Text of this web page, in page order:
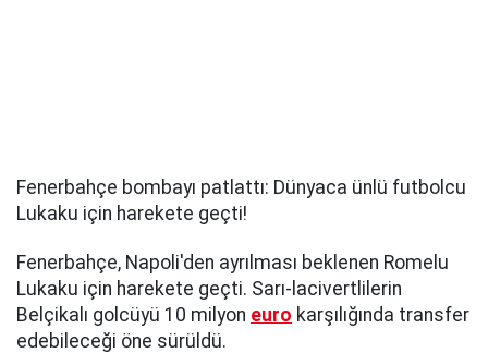
Fenerbahçe bombayı patlattı: Dünyaca ünlü futbolcu
Lukaku için harekete geçti!
Fenerbahçe, Napoli'den ayrılması beklenen Romelu
Lukaku için harekete geçti. Sarı-lacivertlilerin
Belçikalı golcüyü 10 milyon euro karşılığında transfer
edebileceği öne sürüldü.